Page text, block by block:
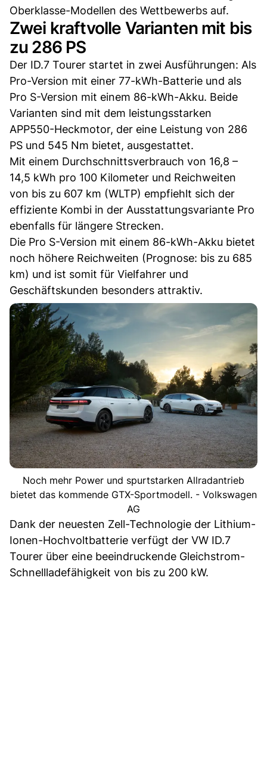
Oberklasse-Modellen des Wettbewerbs auf.
Zwei kraftvolle Varianten mit bis
zu 286 PS
Der ID.7 Tourer startet in zwei Ausführungen: Als
Pro-Version mit einer 77-kWh-Batterie und als
Pro S-Version mit einem 86-kWh-Akku. Beide
Varianten sind mit dem leistungsstarken
APP550-Heckmotor, der eine Leistung von 286
PS und 545 Nm bietet, ausgestattet.
Mit einem Durchschnittsverbrauch von 16,8 –
14,5 kWh pro 100 Kilometer und Reichweiten
von bis zu 607 km (WLTP) empfiehlt sich der
effiziente Kombi in der Ausstattungsvariante Pro
ebenfalls für längere Strecken.
Die Pro S-Version mit einem 86-kWh-Akku bietet
noch höhere Reichweiten (Prognose: bis zu 685
km) und ist somit für Vielfahrer und
Geschäftskunden besonders attraktiv.
Noch mehr Power und spurtstarken Allradantrieb
bietet das kommende GTX-Sportmodell. - Volkswagen
AG
Dank der neuesten Zell-Technologie der Lithium-
Ionen-Hochvoltbatterie verfügt der VW ID.7
Tourer über eine beeindruckende Gleichstrom-
Schnellladefähigkeit von bis zu 200 kW.